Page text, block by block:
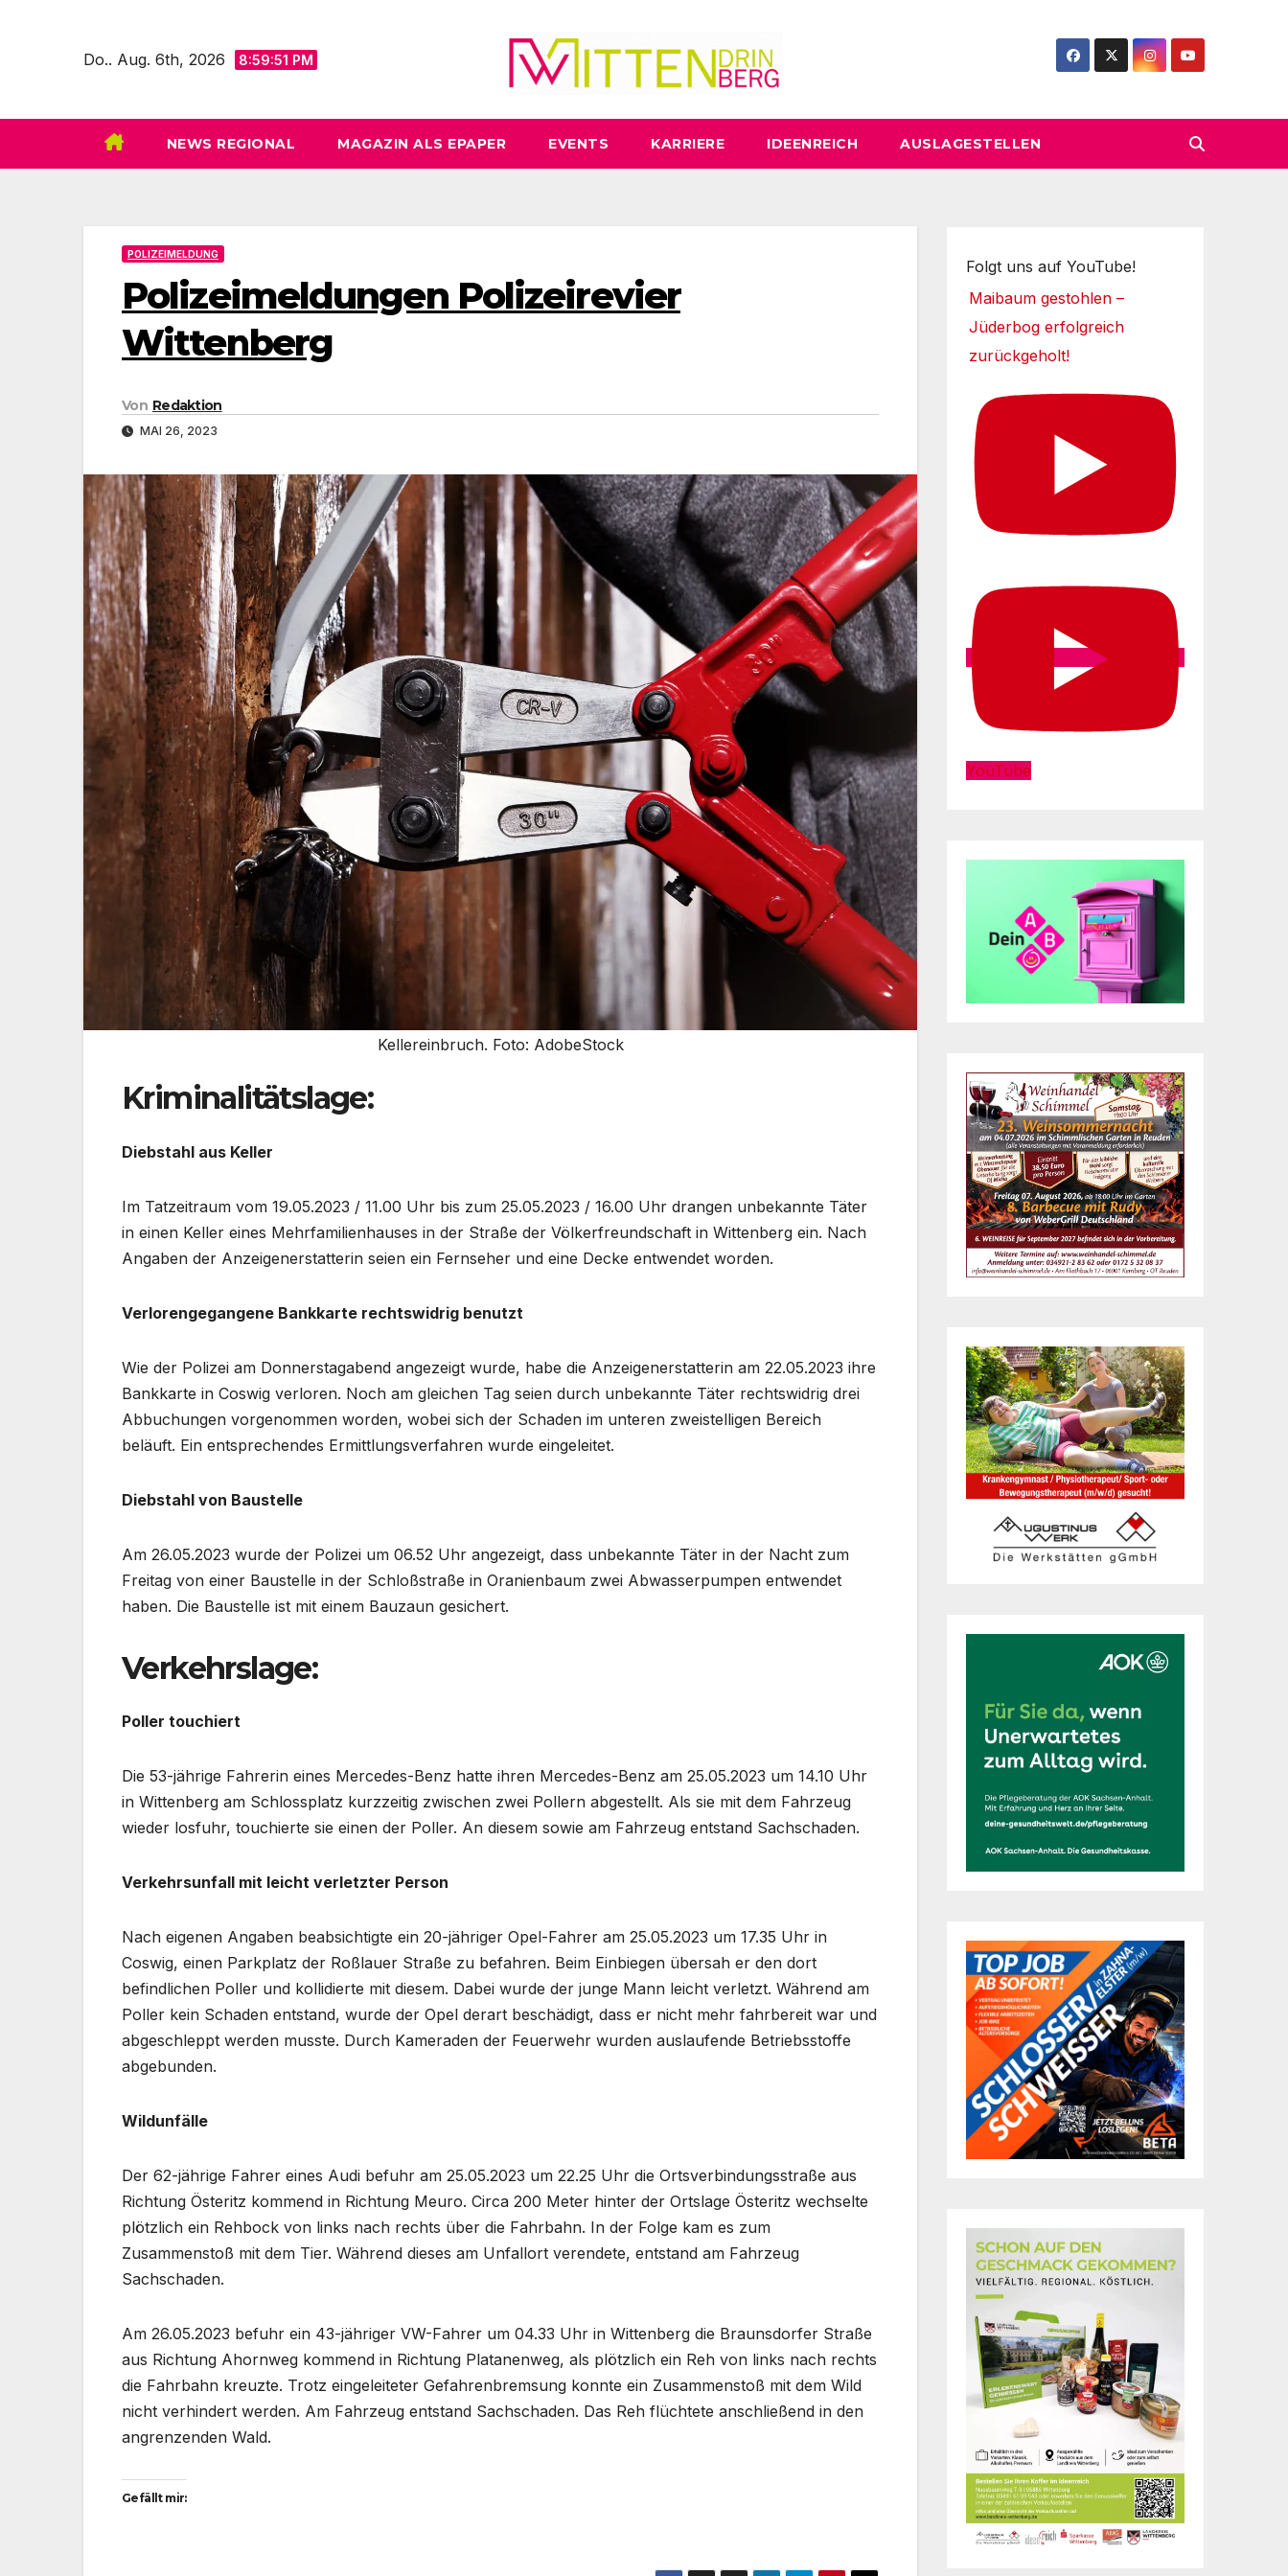
Do.. Aug. 6th, 2026 8:59:52 PM
NEWS REGIONAL MAGAZIN ALS EPAPER EVENTS KARRIERE IDEENREICH AUSLAGESTELLEN
POLIZEIMELDUNG
Polizeimeldungen Polizeirevier
Wittenberg
Von Redaktion
MAI 26, 2023
Kellereinbruch. Foto: AdobeStock
Kriminalitätslage:
Diebstahl aus Keller
Im Tatzeitraum vom 19.05.2023 / 11.00 Uhr bis zum 25.05.2023 / 16.00 Uhr drangen unbekannte Täter
in einen Keller eines Mehrfamilienhauses in der Straße der Völkerfreundschaft in Wittenberg ein. Nach
Angaben der Anzeigenerstatterin seien ein Fernseher und eine Decke entwendet worden.
Verlorengegangene Bankkarte rechtswidrig benutzt
Wie der Polizei am Donnerstagabend angezeigt wurde, habe die Anzeigenerstatterin am 22.05.2023 ihre
Bankkarte in Coswig verloren. Noch am gleichen Tag seien durch unbekannte Täter rechtswidrig drei
Abbuchungen vorgenommen worden, wobei sich der Schaden im unteren zweistelligen Bereich
beläuft. Ein entsprechendes Ermittlungsverfahren wurde eingeleitet.
Diebstahl von Baustelle
Am 26.05.2023 wurde der Polizei um 06.52 Uhr angezeigt, dass unbekannte Täter in der Nacht zum
Freitag von einer Baustelle in der Schloßstraße in Oranienbaum zwei Abwasserpumpen entwendet
haben. Die Baustelle ist mit einem Bauzaun gesichert.
Verkehrslage:
Poller touchiert
Die 53-jährige Fahrerin eines Mercedes-Benz hatte ihren Mercedes-Benz am 25.05.2023 um 14.10 Uhr
in Wittenberg am Schlossplatz kurzzeitig zwischen zwei Pollern abgestellt. Als sie mit dem Fahrzeug
wieder losfuhr, touchierte sie einen der Poller. An diesem sowie am Fahrzeug entstand Sachschaden.
Verkehrsunfall mit leicht verletzter Person
Nach eigenen Angaben beabsichtigte ein 20-jähriger Opel-Fahrer am 25.05.2023 um 17.35 Uhr in
Coswig, einen Parkplatz der Roßlauer Straße zu befahren. Beim Einbiegen übersah er den dort
befindlichen Poller und kollidierte mit diesem. Dabei wurde der junge Mann leicht verletzt. Während am
Poller kein Schaden entstand, wurde der Opel derart beschädigt, dass er nicht mehr fahrbereit war und
abgeschleppt werden musste. Durch Kameraden der Feuerwehr wurden auslaufende Betriebsstoffe
abgebunden.
Wildunfälle
Der 62-jährige Fahrer eines Audi befuhr am 25.05.2023 um 22.25 Uhr die Ortsverbindungsstraße aus
Richtung Österitz kommend in Richtung Meuro. Circa 200 Meter hinter der Ortslage Österitz wechselte
plötzlich ein Rehbock von links nach rechts über die Fahrbahn. In der Folge kam es zum
Zusammenstoß mit dem Tier. Während dieses am Unfallort verendete, entstand am Fahrzeug
Sachschaden.
Am 26.05.2023 befuhr ein 43-jähriger VW-Fahrer um 04.33 Uhr in Wittenberg die Braunsdorfer Straße
aus Richtung Ahornweg kommend in Richtung Platanenweg, als plötzlich ein Reh von links nach rechts
die Fahrbahn kreuzte. Trotz eingeleiteter Gefahrenbremsung konnte ein Zusammenstoß mit dem Wild
nicht verhindert werden. Am Fahrzeug entstand Sachschaden. Das Reh flüchtete anschließend in den
angrenzenden Wald.
Gefällt mir:
Folgt uns auf YouTube!
Maibaum gestohlen –
Jüderbog erfolgreich
zurückgeholt!
YouTube